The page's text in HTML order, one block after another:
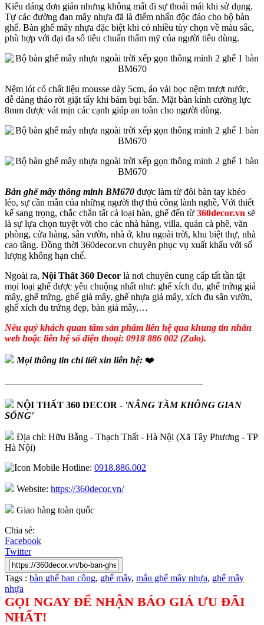
Kiểu dáng đơn giản nhưng không mất đi sự thoải mái khi sử dụng.
Tự các đường đan mây nhựa đã là điểm nhấn độc đáo cho bộ bàn
ghế. Bàn ghế mây nhựa đặc biệt khi có nhiều tùy chọn về màu sắc,
phù hợp với đại đa số tiêu chuẩn thẩm mỹ của người tiêu dùng.
Nệm lót có chất liệu mousse dày 5cm, áo vải bọc nệm trượt nước,
dễ dàng tháo rời giặt tẩy khi bám bụi bẩn. Mặt bàn kính cường lực
8mm được vát mịn các cạnh giúp an toàn cho người dùng.
Bàn ghế mây thông minh BM670 được làm từ đôi bàn tay khéo
léo, sự cần mẫn của những người thợ thủ công lành nghề, Với thiết
kế sang trọng, chắc chắn tất cả loại bàn, ghế đến từ 360decor.vn sẽ
là sự lựa chọn tuyệt vời cho các nhà hàng, villa, quán cà phê, văn
phòng, cửa hàng, sân vườn, nhà ở, khu ngoài trời, khu biệt thự, nhà
cao tầng. Đồng thời 360decor.vn chuyên phục vụ xuất khẩu với số
lượng không hạn chế.
Ngoài ra, Nội Thất 360 Decor là nơi chuyên cung cấp tất tần tật
mọi loại ghế được yêu chuộng nhất như: ghế xích đu, ghế trứng giả
mây, ghế trứng, ghế giả mây, ghế nhựa giả mây, xích đu sân vườn,
ghế xích đu trứng đẹp, bàn giả mây,…
Nếu quý khách quan tâm sản phẩm liên hệ qua khung tin nhắn
web hoặc liên hệ số điện thoại: 0918 886 002 (Zalo).
Mọi thông tin chi tiết xin liên hệ: ❤️
—————————————————————
NỘI THẤT 360 DECOR - 'NÂNG TẦM KHÔNG GIAN
SỐNG'
Địa chỉ: Hữu Bằng - Thạch Thất - Hà Nội (Xã Tây Phương - TP
Hà Nội)
Hotline: 0918.886.002
Website: https://360decor.vn/
Giao hàng toàn quốc
Chia sẻ:
Facebook
Twitter
Tags : bàn ghế ban công, ghế mây, mẫu ghế mây nhựa, ghế mây
nhựa
GỌI NGAY ĐỂ NHẬN BÁO GIÁ ƯU ĐÃI
NHẤT!